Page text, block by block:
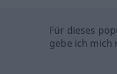
Für dieses
gebe ich mich